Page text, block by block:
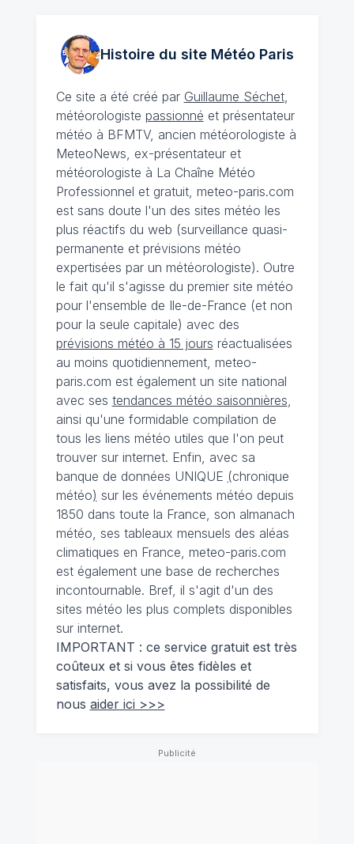
Histoire du site MétéoParis
Ce site a été créé par Guillaume Séchet,
météorologiste passionné et présentateur
météo à BFMTV, ancien météorologiste à
MeteoNews, ex-présentateur et
météorologiste à La Chaîne Météo
Professionnel et gratuit, meteo-paris.com
est sans doute l'un des sites météo les
plus réactifs du web (surveillance quasi-
permanente et prévisions météo
expertisées par un météorologiste). Outre
le fait qu'il s'agisse du premier site météo
pour l'ensemble de Ile-de-France (et non
pour la seule capitale) avec des
prévisions météo à 15 jours réactualisées
au moins quotidiennement, meteo-
paris.com est également un site national
avec ses tendances météo saisonnières,
ainsi qu'une formidable compilation de
tous les liens météo utiles que l'on peut
trouver sur internet. Enfin, avec sa
banque de données UNIQUE (chronique
météo) sur les événements météo depuis
1850 dans toute la France, son almanach
météo, ses tableaux mensuels des aléas
climatiques en France, meteo-paris.com
est également une base de recherches
incontournable. Bref, il s'agit d'un des
sites météo les plus complets disponibles
sur internet.
IMPORTANT : ce service gratuit est très
coûteux et si vous êtes fidèles et
satisfaits, vous avez la possibilité de
nous aider ici >>>